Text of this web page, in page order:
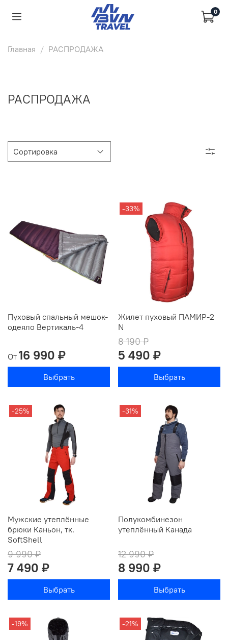
0
Главная РАСПРОДАЖА
РАСПРОДАЖА
Пуховый спальный мешок-
одеяло Вертикаль-4
От 16 990 ₽
Выбрать
-33%
Жилет пуховый ПАМИР-2
N
8 190 ₽
5 490 ₽
Выбрать
-25%
Мужские утеплённые
брюки Каньон, тк.
SoftShell
9 990 ₽
7 490 ₽
Выбрать
-31%
Полукомбинезон
утеплённый Канада
12 990 ₽
8 990 ₽
Выбрать
-19% -21%